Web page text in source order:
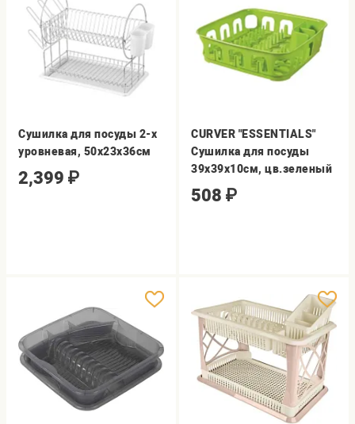
Сушилка для посуды 2-х
уровневая, 50х23х36см
2,399 ₽
CURVER "ESSENTIALS"
Сушилка для посуды
39х39х10см, цв.зеленый
508 ₽